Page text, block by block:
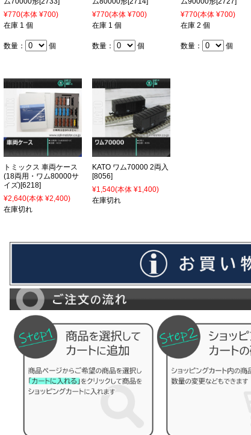
¥770(本体 ¥700)
在庫 1 個
数量： 個
¥770(本体 ¥700)
在庫 1 個
数量： 個
¥770(本体 ¥700)
在庫 2 個
数量： 個
トミックス 車両ケース
(18両用・ワム80000サ
イズ)[6218]
¥2,640(本体 ¥2,400)
在庫切れ
KATO ワム70000 2両入
[8056]
¥1,540(本体 ¥1,400)
在庫切れ